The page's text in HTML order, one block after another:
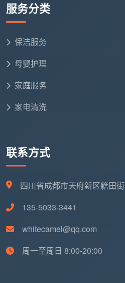
环节五：标准化清洁
执行环节
这是整套
规范的操作遵循三大科学原则：
原则一：从上到下，先顶
域的浮尘，再清洁家具表面和
原则二：从里到外，退行推
保洁员在已拖拭干净的地面上
原则三：先粗后细，防物
漆面家具。
服务分类
保洁服务
母婴护理
家庭服务
家电清洗
联系方式
四川省成都市天府新区籍田
135-5033-3441
whitecamel@qq.com
周一至周日 8:00-20:00